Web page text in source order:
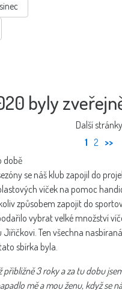
byly
Další stránky
1 2 >>
době
se náš klub zapojil do
víček na pomoc
způsobem zapojit do
vybrat velké množství
Jiřičkovi. Ten všechna
sbírka byla.
přibližně 3 roky a za tu dobu
mě a mou ženu, když se